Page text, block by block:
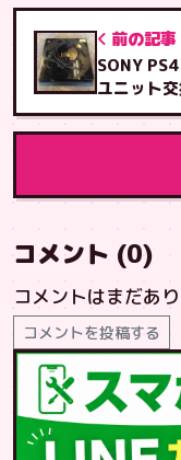
前の記事
SONY
ユニット
理
コメント (0)
コメントはまだあ
コメントを投稿する